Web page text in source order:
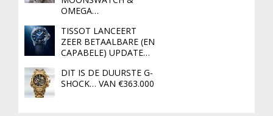
OMEGA…
TISSOT LANCEERT
ZEER BETAALBARE (EN
CAPABELE) UPDATE…
DIT IS DE DUURSTE G-
SHOCK… VAN €363.000